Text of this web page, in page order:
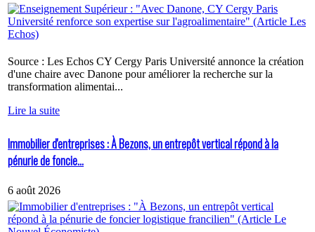
Source : Les Echos CY Cergy Paris Université annonce la création
d'une chaire avec Danone pour améliorer la recherche sur la
transformation alimentai...
Lire la suite
Immobilier d'entreprises : À Bezons, un entrepôt vertical répond à la
pénurie de foncie...
6 août 2026